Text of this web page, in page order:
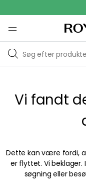
Vi fandt
Dette kan være fordi,
er flyttet. Vi
søgning eller